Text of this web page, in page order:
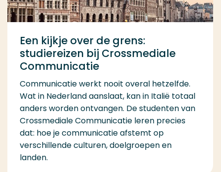
Een kijkje over de grens:
studiereizen bij Crossmediale
Communicatie
Communicatie werkt nooit overal hetzelfde.
Wat in Nederland aanslaat, kan in Italië totaal
anders worden ontvangen. De studenten van
Crossmediale Communicatie leren precies
dat: hoe je communicatie afstemt op
verschillende culturen, doelgroepen en
landen.